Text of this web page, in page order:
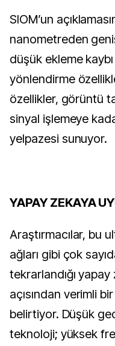
SIOM’un
nanometreden
düşük ekleme
yönlendirme
özellikler, görüntü
sinyal işlemeye
yelpazesi sunuyor.
YAPAY ZEKAYA
Araştırmacılar, bu
ağları gibi çok
tekrarlandığı
açısından verimli
belirtiyor. Düşük
teknoloji; yüksek